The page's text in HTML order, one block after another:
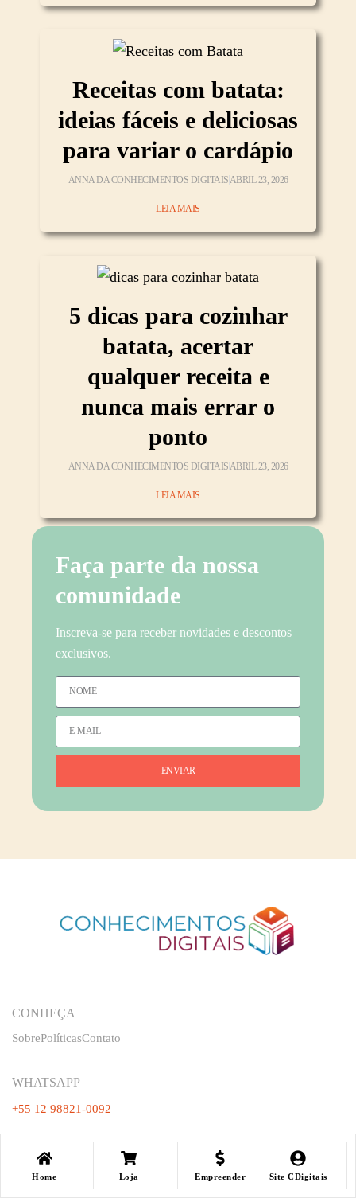
Receitas com batata:
ideias fáceis e deliciosas
para variar o cardápio
ANNA DA CONHECIMENTOS DIGITAIS ABRIL 23, 2026
LEIA MAIS
5 dicas para cozinhar
batata, acertar
qualquer receita e
nunca mais errar o
ponto
ANNA DA CONHECIMENTOS DIGITAIS ABRIL 23, 2026
LEIA MAIS
Faça parte da nossa
comunidade
Inscreva-se para receber novidades e descontos
exclusivos.
ENVIAR
Minha Conta LIsta Desejos
Minha Conta LIsta Desejos
Home Loja Empreender Site CDigitais
CONHEÇA
SobrePolíticasContato
WHATSAPP
+55 12 98821-0092
NOSSAS REDES